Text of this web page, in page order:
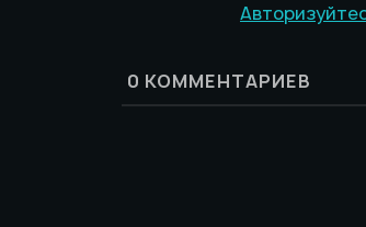
0 КОММЕНТАРИЕВ